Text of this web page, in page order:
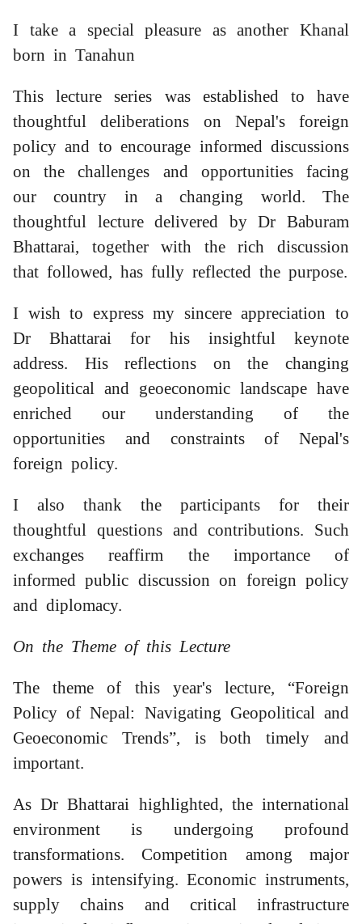
I take a special pleasure as another Khanal
born in Tanahun
This lecture series was established to have
thoughtful deliberations on Nepal's foreign
policy and to encourage informed discussions
on the challenges and opportunities facing
our country in a changing world. The
thoughtful lecture delivered by Dr Baburam
Bhattarai, together with the rich discussion
that followed, has fully reflected the purpose.
I wish to express my sincere appreciation to
Dr Bhattarai for his insightful keynote
address. His reflections on the changing
geopolitical and geoeconomic landscape have
enriched our understanding of the
opportunities and constraints of Nepal's
foreign policy.
I also thank the participants for their
thoughtful questions and contributions. Such
exchanges reaffirm the importance of
informed public discussion on foreign policy
and diplomacy.
On the Theme of this Lecture
The theme of this year's lecture, “Foreign
Policy of Nepal: Navigating Geopolitical and
Geoeconomic Trends”, is both timely and
important.
As Dr Bhattarai highlighted, the international
environment is undergoing profound
transformations. Competition among major
powers is intensifying. Economic instruments,
supply chains and critical infrastructure